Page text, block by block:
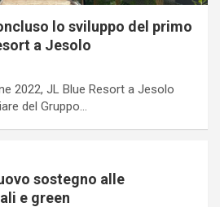
lo sviluppo del primo
a Jesolo
2022, JL Blue Resort a Jesolo
del Gruppo…
sostegno alle
e green